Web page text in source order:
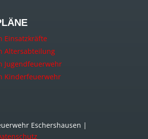
Einsatzkräfte
Altersabteilung
Jugendfeuerwehr
Kinderfeuerwehr
Eschershausen |